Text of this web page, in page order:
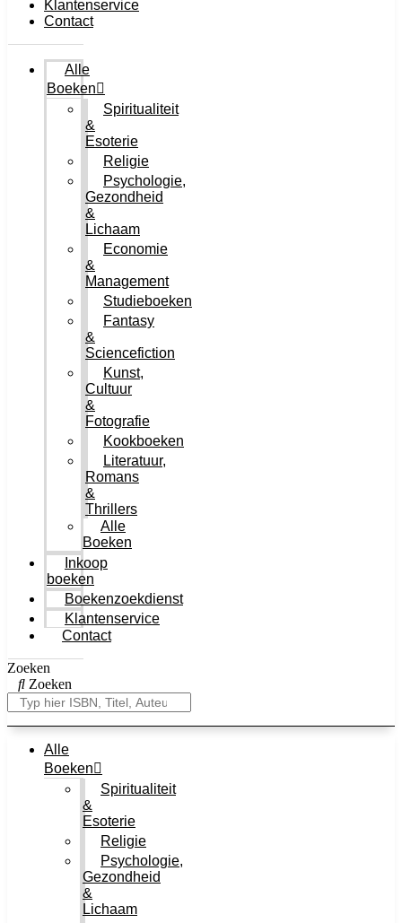
Klantenservice
Contact
Alle
Boeken
Spiritualiteit
&
Esoterie
Religie
Psychologie,
Gezondheid
&
Lichaam
Economie
&
Management
Studieboeken
Fantasy
&
Sciencefiction
Kunst,
Cultuur
&
Fotografie
Kookboeken
Literatuur,
Romans
&
Thrillers
Alle
Boeken
Inkoop
boeken
Boekenzoekdienst
Klantenservice
Contact
Zoeken
Zoeken
Alle
Boeken
Spiritualiteit
&
Esoterie
Religie
Psychologie,
Gezondheid
&
Lichaam